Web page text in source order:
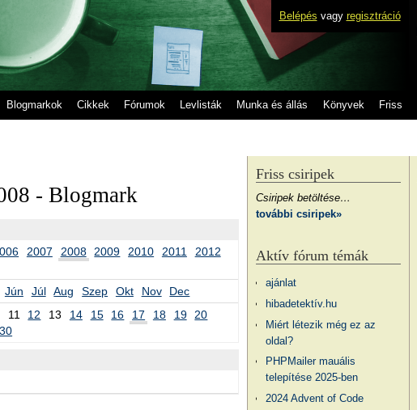
Belépés vagy regisztráció
Blogmarkok Cikkek Fórumok Levlisták Munka és állás Könyvek Friss
- Blogmark
2007 2008 2009 2010 2011
2012
Jún Júl Aug Szep Okt Nov
Dec
11 12 13 14 15 16 17 18 19
20
30
Friss csiripek
Csiripek betöltése…
további csiripek»
Aktív fórum témák
ajánlat
hibadetektív.hu
Miért létezik még ez az
oldal?
PHPMailer mauális
telepítése 2025-ben
2024 Advent of Code